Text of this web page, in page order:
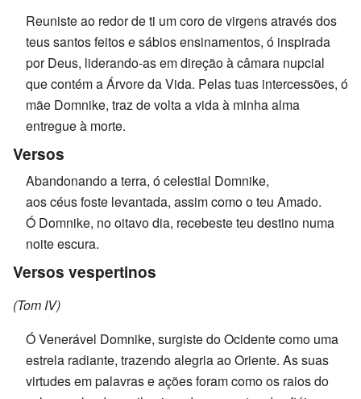
Reuniste ao redor de ti um coro de virgens através dos
teus santos feitos e sábios ensinamentos, ó inspirada
por Deus, liderando-as em direção à câmara nupcial
que contém a Árvore da Vida. Pelas tuas intercessões, ó
mãe Domnike, traz de volta a vida à minha alma
entregue à morte.
Versos
Abandonando a terra, ó celestial Domnike,
aos céus foste levantada, assim como o teu Amado.
Ó Domnike, no oitavo dia, recebeste teu destino numa
noite escura.
Versos vespertinos
(Tom IV)
Ó Venerável Domnike, surgiste do Ocidente como uma
estrela radiante, trazendo alegria ao Oriente. As suas
virtudes em palavras e ações foram como os raios do